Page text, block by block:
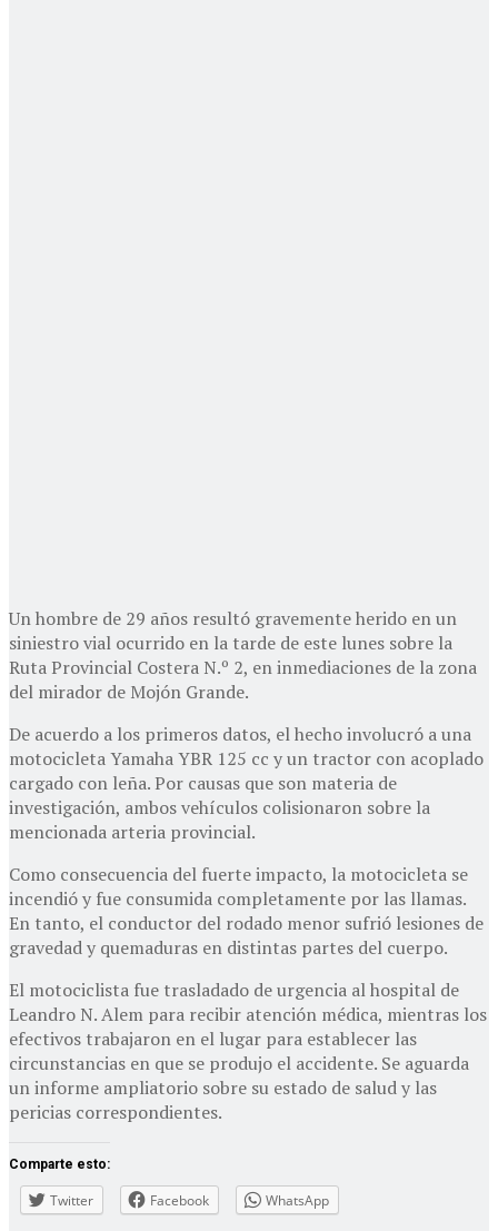
Un hombre de 29 años resultó gravemente herido en un
siniestro vial ocurrido en la tarde de este lunes sobre la
Ruta Provincial Costera N.º 2, en inmediaciones de la zona
del mirador de Mojón Grande.
De acuerdo a los primeros datos, el hecho involucró a una
motocicleta Yamaha YBR 125 cc y un tractor con acoplado
cargado con leña. Por causas que son materia de
investigación, ambos vehículos colisionaron sobre la
mencionada arteria provincial.
Como consecuencia del fuerte impacto, la motocicleta se
incendió y fue consumida completamente por las llamas.
En tanto, el conductor del rodado menor sufrió lesiones de
gravedad y quemaduras en distintas partes del cuerpo.
El motociclista fue trasladado de urgencia al hospital de
Leandro N. Alem para recibir atención médica, mientras los
efectivos trabajaron en el lugar para establecer las
circunstancias en que se produjo el accidente. Se aguarda
un informe ampliatorio sobre su estado de salud y las
pericias correspondientes.
Comparte esto:
Twitter Facebook WhatsApp